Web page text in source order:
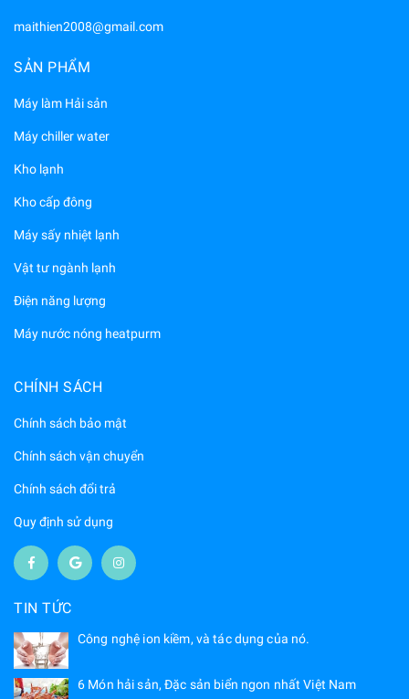
maithien2008@gmail.com
SẢN PHẨM
Máy làm Hải sản
Máy chiller water
Kho lạnh
Kho cấp đông
Máy sấy nhiệt lạnh
Vật tư ngành lạnh
Điện năng lượng
Máy nước nóng heatpurm
CHÍNH SÁCH
Chính sách bảo mật
Chính sách vận chuyển
Chính sách đổi trả
Quy định sử dụng
TIN TỨC
Công nghệ ion kiềm, và tác dụng của nó.
6 Món hải sản, Đặc sản biển ngon nhất Việt Nam